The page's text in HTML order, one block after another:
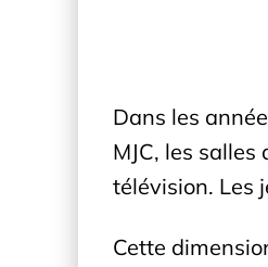
Dans les
MJC, les
télévision. Les
Cette